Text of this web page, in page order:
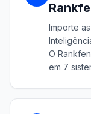
Importe
O
em 7